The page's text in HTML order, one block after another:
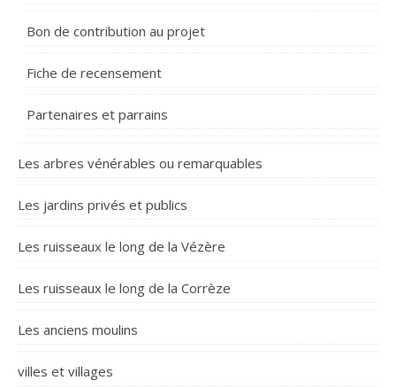
Bon de contribution au projet
Fiche de recensement
Partenaires et parrains
Les arbres vénérables ou remarquables
Les jardins privés et publics
Les ruisseaux le long de la Vézère
Les ruisseaux le long de la Corrèze
Les anciens moulins
villes et villages